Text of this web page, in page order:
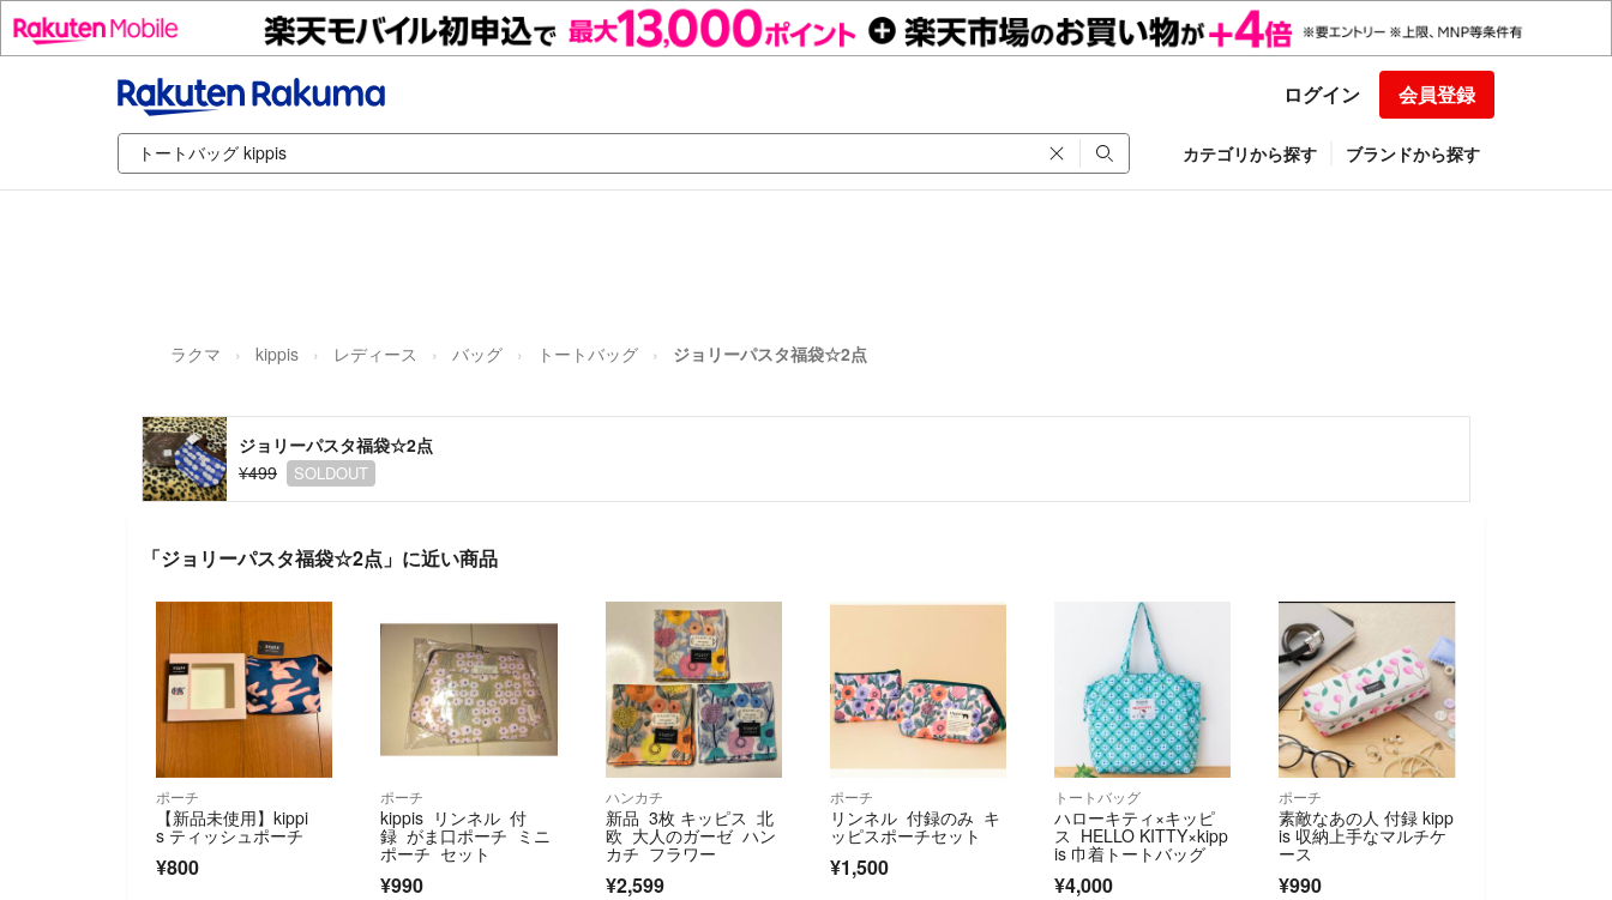
ログイン 会員登録
カテゴリから探す ブランドから探す
ラクマ kippis レディース バッグ トートバッグ ジョリーパスタ福袋☆2点
ジョリーパスタ福袋☆2点
¥499
SOLDOUT
「ジョリーパスタ福袋☆2点」に近い商品
ポーチ
【新品未使用】kippi
s ティッシュポーチ
¥800
ポーチ
kippis リンネル 付
録 がま口ポーチ ミニ
ポーチ セット
¥990
ハンカチ
新品 3枚 キッピス 北
欧 大人のガーゼ ハン
カチ フラワー
¥2,599
ポーチ
リンネル 付録のみ キ
ッピスポーチセット
¥1,500
トートバッグ
ハローキティ×キッピ
ス HELLO KITTY×kipp
is 巾着トートバッグ
¥4,000
ポーチ
素敵なあの人 付録 kipp
is 収納上手なマルチケ
ース
¥990